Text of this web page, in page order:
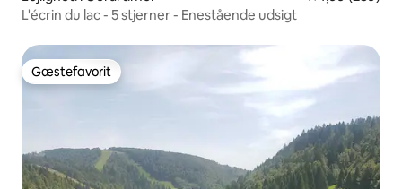
L'écrin du lac - 5 stjerner - Enestående udsigt
Gæstefavorit
Gæstefavorit